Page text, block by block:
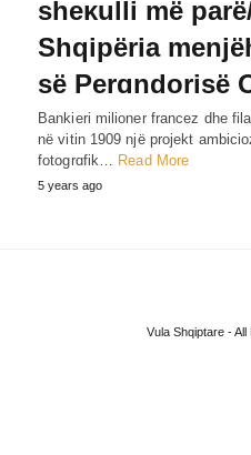
sheκulli më
Shqipëria
së Perɑndorisë
Bankieri milioner francez dhe
në vitin 1909 një projekt
fotogrɑfik… Read More
5 years ago
Vula Shqiptare -